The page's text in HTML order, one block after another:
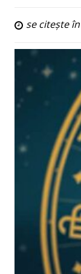
se citește în